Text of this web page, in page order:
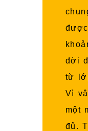
đời
từ
Vì
một
đủ.